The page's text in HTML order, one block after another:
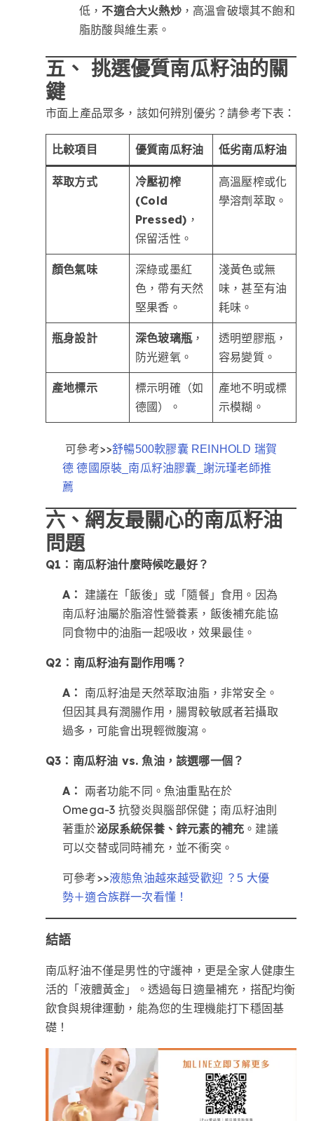
低，不適合大火熱炒，高溫會破壞其不飽和
脂肪酸與維生素。
五、 挑選優質南瓜籽油的關
鍵
市面上產品眾多，該如何辨別優劣？請參考下表：
比較項目 優質南瓜籽油 低劣南瓜籽油
萃取方式
冷壓初榨
(Cold
Pressed) ，
保留活性。
高溫壓榨或化
學溶劑萃取。
顏色氣味
深綠或墨紅
色，帶有天然
堅果香。
淺黃色或無
味，甚至有油
耗味。
瓶身設計 深色玻璃瓶，
防光避氧。
透明塑膠瓶，
容易變質。
產地標示
標示明確（如
德國）。
產地不明或標
示模糊。
可參考>>舒暢500軟膠囊 REINHOLD 瑞賀
德 德國原裝_南瓜籽油膠囊_謝沅瑾老師推
薦
六、網友最關心的南瓜籽油
問題
Q1：南瓜籽油什麼時候吃最好？
A： 建議在「飯後」或「隨餐」食用。因為
南瓜籽油屬於脂溶性營養素，飯後補充能協
同食物中的油脂一起吸收，效果最佳。
Q2：南瓜籽油有副作用嗎？
A： 南瓜籽油是天然萃取油脂，非常安全。
但因其具有潤腸作用，腸胃較敏感者若攝取
過多，可能會出現輕微腹瀉。
Q3：南瓜籽油 vs. 魚油，該選哪一個？
A： 兩者功能不同。魚油重點在於
Omega-3 抗發炎與腦部保健；南瓜籽油則
著重於泌尿系統保養、鋅元素的補充 。建議
可以交替或同時補充，並不衝突。
可參考>>液態魚油越來越受歡迎 ？5 大優
勢＋適合族群一次看懂！
結語
南瓜籽油不僅是男性的守護神，更是全家人健康生
活的「液體黃金」。透過每日適量補充，搭配均衡
飲食與規律運動，能為您的生理機能打下穩固基
礎！